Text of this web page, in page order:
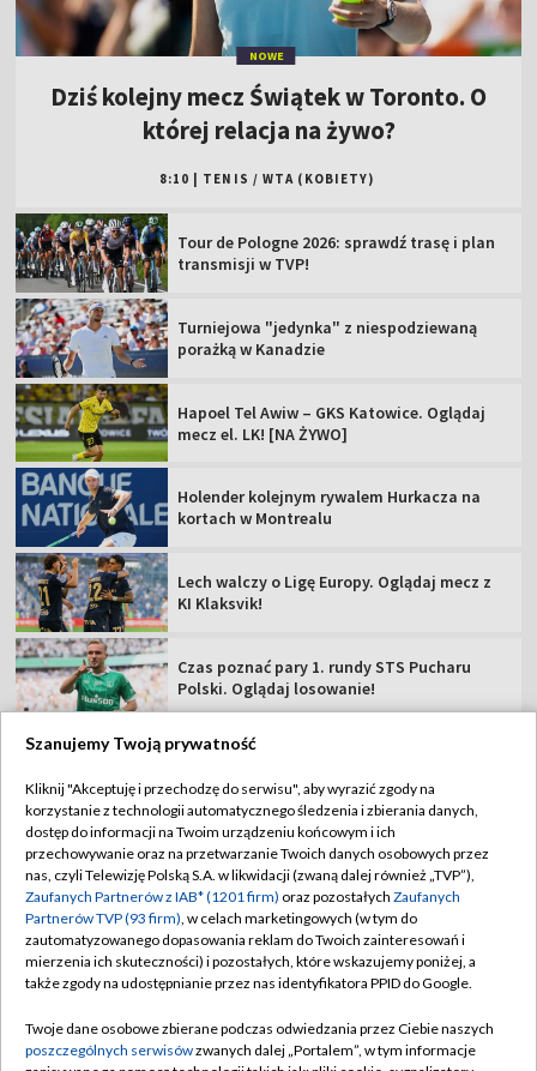
NOWE
Dziś kolejny mecz Świątek w Toronto. O
której relacja na żywo?
8:10 TENIS / WTA (KOBIETY)
Tour de Pologne 2026: sprawdź trasę i plan
transmisji w TVP!
Turniejowa "jedynka" z niespodziewaną
porażką w Kanadzie
Hapoel Tel Awiw – GKS Katowice. Oglądaj
mecz el. LK! [NA ŻYWO]
Holender kolejnym rywalem Hurkacza na
kortach w Montrealu
Lech walczy o Ligę Europy. Oglądaj mecz z
KI Klaksvik!
Czas poznać pary 1. rundy STS Pucharu
Polski. Oglądaj losowanie!
TVP
Abonament TVP
Sklep TVP
Biuro Reklamy
Oferta Handlowa
Emisja w TVP
Regulamin TVP
Polityka prywatności
Moje zgody
Biuro reklamy
Szanujemy Twoją prywatność
Kliknij "Akceptuję i przechodzę do serwisu", aby wyrazić zgody na
korzystanie z technologii automatycznego śledzenia i zbierania danych,
dostęp do informacji na Twoim urządzeniu końcowym i ich
przechowywanie oraz na przetwarzanie Twoich danych osobowych przez
nas, czyli Telewizję Polską S.A. w likwidacji (zwaną dalej również „TVP”),
Zaufanych Partnerów z IAB* (1201 firm) oraz pozostałych Zaufanych
Partnerów TVP (93 firm), w celach marketingowych (w tym do
zautomatyzowanego dopasowania reklam do Twoich zainteresowań i
mierzenia ich skuteczności) i pozostałych, które wskazujemy poniżej, a
także zgody na udostępnianie przez nas identyfikatora PPID do Google.
Twoje dane osobowe zbierane podczas odwiedzania przez Ciebie naszych
poszczególnych serwisówzwanych dalej „Portalem”, w tym informacje